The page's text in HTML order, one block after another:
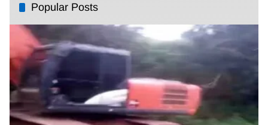
Popular Posts